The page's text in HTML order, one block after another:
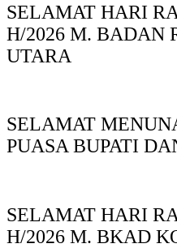
SELAMAT HARI
H/2026 M. BADAN
UTARA
SELAMAT
PUASA BUPATI
SELAMAT HARI
H/2026 M. BKAD